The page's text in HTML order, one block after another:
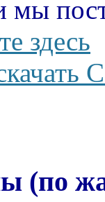
мы
здесь
(по